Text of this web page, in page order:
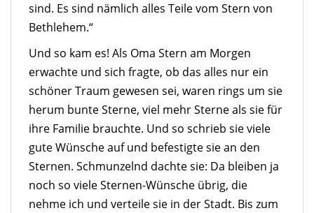
sind. Es sind nämlich alles Teile vom Stern von
Bethlehem.“
Und so kam es! Als Oma Stern am Morgen
erwachte und sich fragte, ob das alles nur ein
schöner Traum gewesen sei, waren rings um sie
herum bunte Sterne, viel mehr Sterne als sie für
ihre Familie brauchte. Und so schrieb sie viele
gute Wünsche auf und befestigte sie an den
Sternen. Schmunzelnd dachte sie: Da bleiben ja
noch so viele Sternen-Wünsche übrig, die
nehme ich und verteile sie in der Stadt. Bis zum